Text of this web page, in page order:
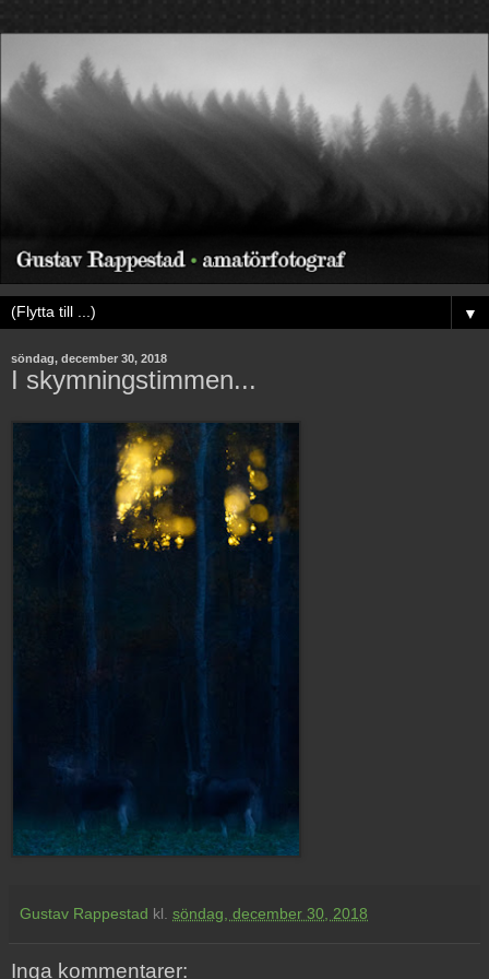
▼
söndag, december 30, 2018
I skymningstimmen...
Gustav Rappestad kl. söndag, december 30, 2018
Inga kommentarer: